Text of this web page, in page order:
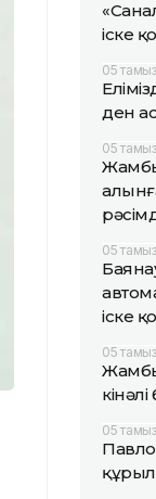
іске
05
ден
05
05
іске
05
05